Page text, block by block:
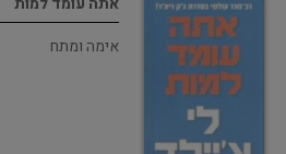
אימה ומתח